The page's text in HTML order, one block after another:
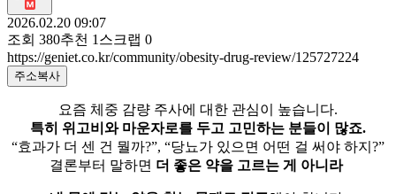
2026.02.20 09:07
조회 380추천 1 스크랩 0
https://geniet.co.kr/community/obesity-drug-review/125727224
주소복사
요즘 체중 감량 주사에 대한 관심이 높습니다.
특히 위고비와 마운자로를 두고 고민하는 분들이 많죠.
“효과가 더 센 건 뭘까?”, “당뇨가 있으면 어떤 걸 써야 하지?”
결론부터 말하면 더 좋은 약을 고르는 게 아니라